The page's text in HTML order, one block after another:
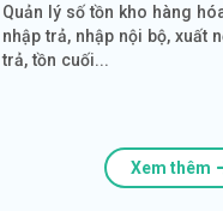
Quản lý số tồn kho hàng
nhập trả, nhập nội bộ, xuất
trả, tồn cuối...
Xem thêm